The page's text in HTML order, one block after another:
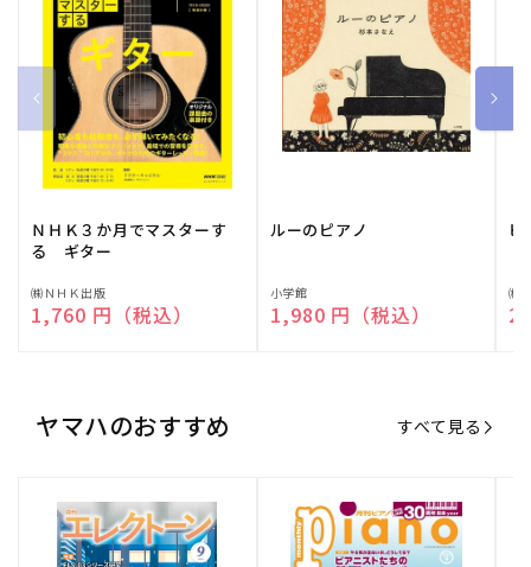
ＮＨＫ３か月でマスターす
る ギター
販
売
㈱ＮＨＫ出版
通常価格
1,760 円（税込）
ルーのピアノ
販
売
小学館
通常価格
1,980 円（税込）
ピ
販
売
㈱
ヤマハのおすすめ すべて見る